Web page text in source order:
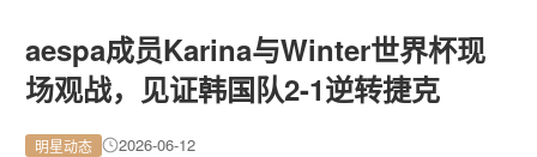
aespa成员Karina与Winter世界杯现
场观战，见证韩国队2-1逆转捷克
明星动态 2026-06-12